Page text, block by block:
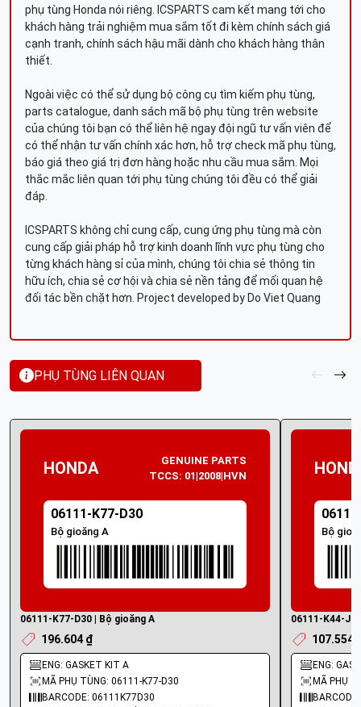
phụ tùng Honda nói riêng. ICSPARTS cam kết mang tới cho
khách hàng trải nghiệm mua sắm tốt đi kèm chính sách giá
cạnh tranh, chính sách hậu mãi dành cho khách hàng thân
thiết.
Ngoài việc có thể sử dụng bộ công cụ tìm kiếm phụ tùng,
parts catalogue, danh sách mã bộ phụ tùng trên website
của chúng tôi bạn có thể liên hệ ngay đội ngũ tư vấn viên để
có thể nhận tư vấn chính xác hơn, hỗ trợ check mã phụ tùng,
báo giá theo giá trị đơn hàng hoặc nhu cầu mua sắm. Mọi
thắc mắc liên quan tới phụ tùng chúng tôi đều có thể giải
đáp.
ICSPARTS không chỉ cung cấp, cung ứng phụ tùng mà còn
cung cấp giải pháp hỗ trợ kinh doanh lĩnh vực phụ tùng cho
từng khách hàng sỉ của mình, chúng tôi chia sẻ thông tin
hữu ích, chia sẻ cơ hội và chia sẻ nền tảng để mối quan hệ
đối tác bền chặt hơn. Project developed by Do Viet Quang
PHỤ TÙNG LIÊN QUAN
HONDA
GENUINE PARTS
TCCS: 01|2008|HVN
06111-K77-D30
Bộ gioăng A
06111-K77-D30 | Bộ gioăng A
196.604 ₫
ENG: GASKET KIT A
MÃ PHỤ TÙNG: 06111-K77-D30
BARCODE: 06111K77D30
Bộ
06111-K44-
107.554
ENG:
MÃ PHỤ